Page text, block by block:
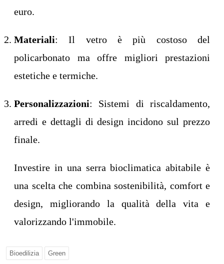
euro.
Materiali: Il vetro è più costoso del
policarbonato ma offre migliori prestazioni
estetiche e termiche.
Personalizzazioni: Sistemi di riscaldamento,
arredi e dettagli di design incidono sul prezzo
finale.
Investire in una serra bioclimatica abitabile è
una scelta che combina sostenibilità, comfort e
design, migliorando la qualità della vita e
valorizzando l'immobile.
Bioedilizia Green